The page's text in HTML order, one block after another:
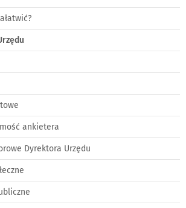
ankietera
Dyrektora Urzędu